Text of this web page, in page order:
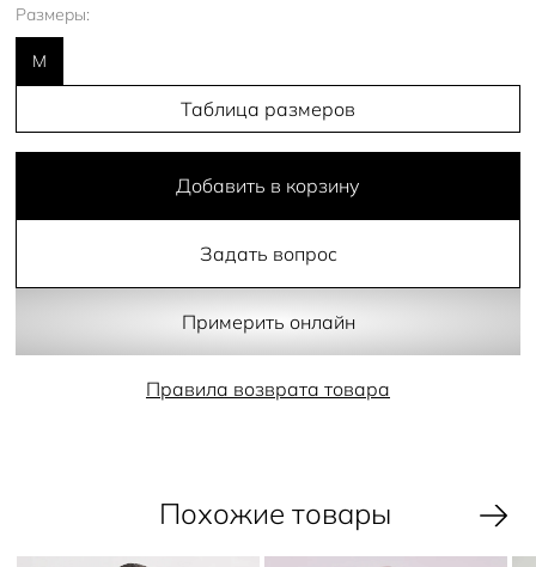
Размеры:
M
Таблица размеров
Добавить в корзину
Задать вопрос
Примерить онлайн
Правила возврата товара
Похожие товары